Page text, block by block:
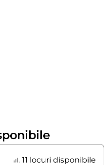
11 locuri disponibile